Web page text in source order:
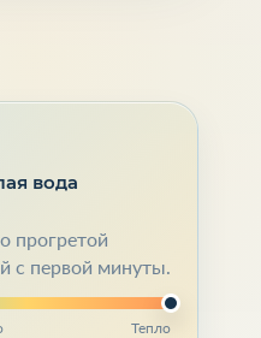
вода
прогретой
с первой минуты.
Тепло